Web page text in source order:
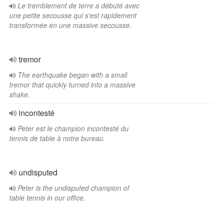
Le tremblement de terre a débuté avec
une petite secousse qui s'est rapidement
transformée en une massive secousse.
tremor
The earthquake began with a small
tremor that quickly turned into a massive
shake.
incontesté
Peter est le champion incontesté du
tennis de table à notre bureau.
undisputed
Peter is the undisputed champion of
table tennis in our office.